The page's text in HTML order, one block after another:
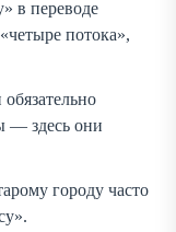
в переводе
потока»,
обязательно
— здесь они
городу часто